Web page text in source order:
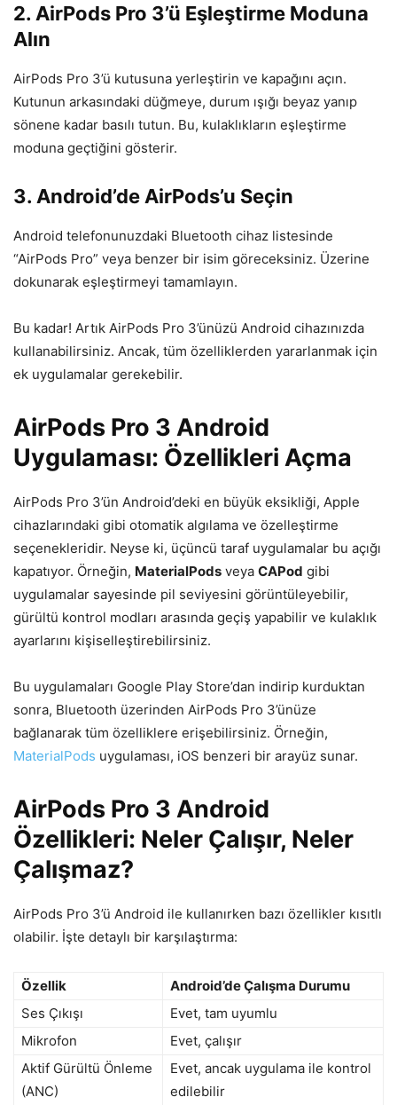
2. AirPods Pro 3’ü Eşleştirme Moduna
Alın
AirPods Pro 3’ü kutusuna yerleştirin ve kapağını açın.
Kutunun arkasındaki düğmeye, durum ışığı beyaz yanıp
sönene kadar basılı tutun. Bu, kulaklıkların eşleştirme
moduna geçtiğini gösterir.
3. Android’de AirPods’u Seçin
Android telefonunuzdaki Bluetooth cihaz listesinde
“AirPods Pro” veya benzer bir isim göreceksiniz. Üzerine
dokunarak eşleştirmeyi tamamlayın.
Bu kadar! Artık AirPods Pro 3’ünüzü Android cihazınızda
kullanabilirsiniz. Ancak, tüm özelliklerden yararlanmak için
ek uygulamalar gerekebilir.
AirPods Pro 3 Android
Uygulaması: Özellikleri Açma
AirPods Pro 3’ün Android’deki en büyük eksikliği, Apple
cihazlarındaki gibi otomatik algılama ve özelleştirme
seçenekleridir. Neyse ki, üçüncü taraf uygulamalar bu açığı
kapatıyor. Örneğin, MaterialPods veya CAPod gibi
uygulamalar sayesinde pil seviyesini görüntüleyebilir,
gürültü kontrol modları arasında geçiş yapabilir ve kulaklık
ayarlarını kişiselleştirebilirsiniz.
Bu uygulamaları Google Play Store’dan indirip kurduktan
sonra, Bluetooth üzerinden AirPods Pro 3’ünüze
bağlanarak tüm özelliklere erişebilirsiniz. Örneğin,
MaterialPods uygulaması, iOS benzeri bir arayüz sunar.
AirPods Pro 3 Android
Özellikleri: Neler Çalışır, Neler
Çalışmaz?
AirPods Pro 3’ü Android ile kullanırken bazı özellikler kısıtlı
olabilir. İşte detaylı bir karşılaştırma:
Özellik
Android’de Çalışma Durumu
Ses Çıkışı
Evet, tam uyumlu
Mikrofon
Evet, çalışır
Aktif Gürültü Önleme
(ANC)
Evet, ancak uygulama ile kontrol
edilebilir